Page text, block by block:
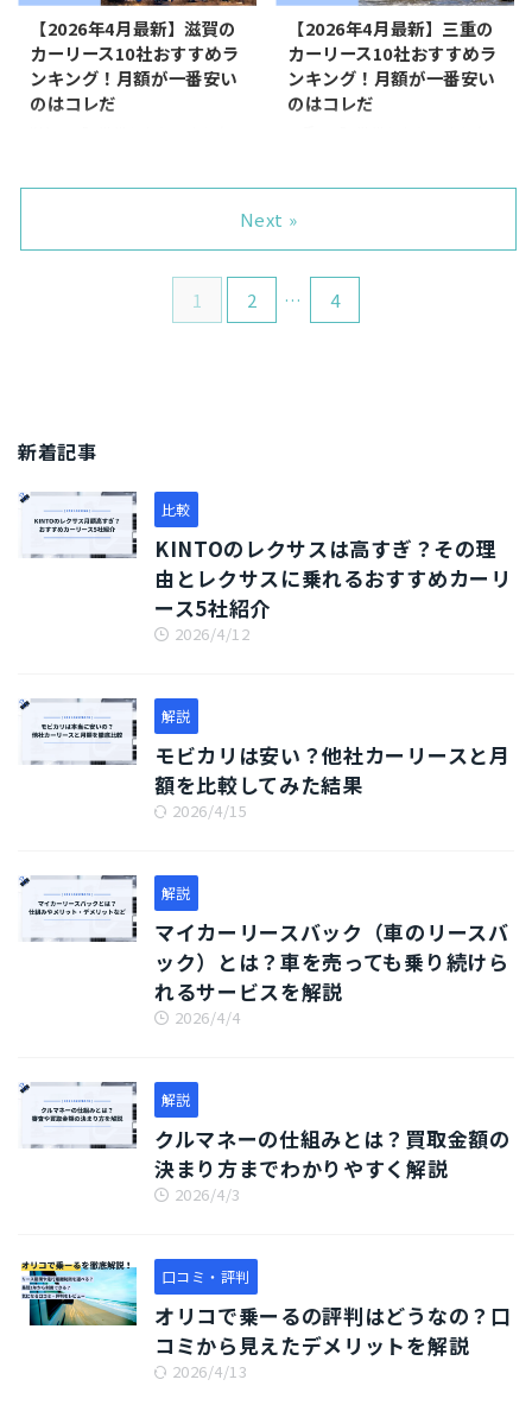
欠かせない存在です。 そんな大
阪において、カーリースで車に
乗ることを検討している人は多
いです。カーリースは車両代金
や税金、自賠責保険料などの費
ース）の車両台数が72 ...
欠かせない存在です。 そんな京
都において、カーリースで車に
乗ることを検討している人は多
いです。カーリースは車両代金
や税金、自賠責保険料などの費
点ではカーリース（個人向けリ
ース）の車両台数が72 ...
【2026年4月最新】滋賀の
カーリース10社おすすめラ
ンキング！月額が一番安い
のはコレだ
り、車は必需品のひとつとして
生活に欠かせない存在です。 そ
んな滋賀において、カーリース
で車に乗ることを検討している
できるサービスです。 利用者は
年々増加傾向にあり、2025年3
月時点ではカーリース（個人向
けリース）の車両台数が72万台
を突破しました。 ...
【2026年4月最新】三重の
カーリース10社おすすめラ
ンキング！月額が一番安い
のはコレだ
り）。県全域がクルマ社会であ
り、車は必需品のひとつとして
生活に欠かせない存在です。 そ
んな三重において、カーリース
で車に乗ることを検討している
を突破しました。 ...
1 2 … 4
Next »
新着記事
比較
KINTOのレクサスは高すぎ？その理
由とレクサスに乗れるおすすめカーリ
ース5社紹介
2026/4/12
解説
モビカリは安い？他社カーリースと月
額を比較してみた結果
2026/4/15
解説
マイカーリースバック（車のリースバ
ック）とは？車を売っても乗り続けら
れるサービスを解説
2026/4/4
解説
クルマネーの仕組みとは？買取金額の
決まり方までわかりやすく解説
2026/4/3
口コミ・評判
オリコで乗ーるの評判はどうなの？口
コミから見えたデメリットを解説
2026/4/13